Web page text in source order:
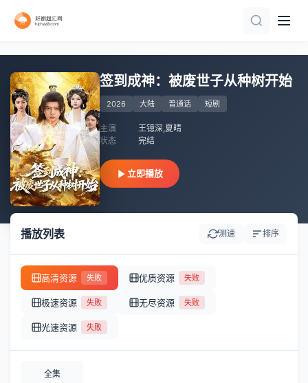
签到成神：被废世子从种树开始
2026 大陆 普通话 短剧
主演
王镱深,夏晴
状态
完结
立即播放
播放列表 测速 排序
高清资源 失败 优质资源 失败
极速资源 失败 无尽资源 失败
光速资源 失败
全集
更新全集
全集完结
全集完结
全集完结
完结
更新全集
全82集
正片
全集完结
完结